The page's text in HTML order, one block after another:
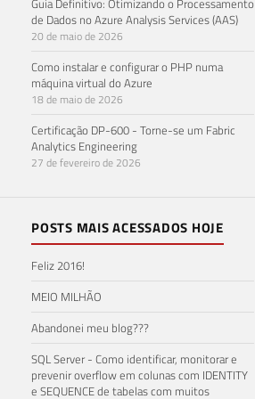
de Dados no Azure Analysis Services (AAS)
20 de maio de 2026
Como instalar e configurar o PHP numa
máquina virtual do Azure
18 de maio de 2026
Certificação DP-600 - Torne-se um Fabric
Analytics Engineering
27 de fevereiro de 2026
POSTS MAIS ACESSADOS HOJE
Feliz 2016!
MEIO MILHÃO
Abandonei meu blog???
SQL Server - Como identificar, monitorar e
prevenir overflow em colunas com IDENTITY
e SEQUENCE de tabelas com muitos